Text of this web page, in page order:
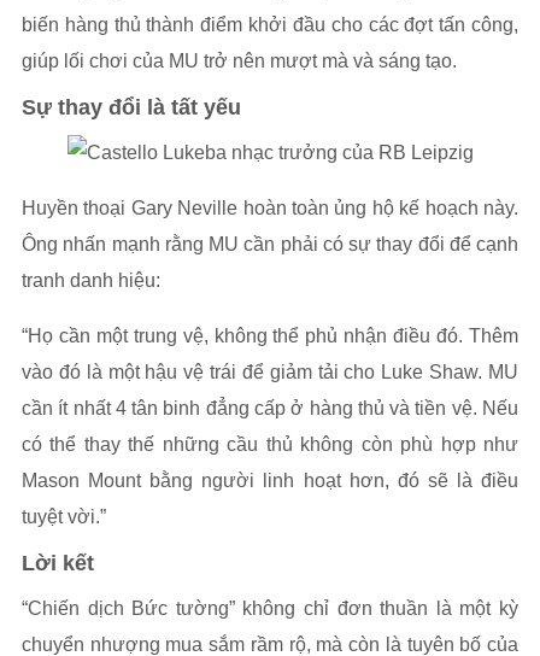
biến hàng thủ thành điểm khởi đầu cho các đợt tấn công,
giúp lối chơi của MU trở nên mượt mà và sáng tạo.
Sự thay đổi là tất yếu
Huyền thoại Gary Neville hoàn toàn ủng hộ kế hoạch này.
Ông nhấn mạnh rằng MU cần phải có sự thay đổi để cạnh
tranh danh hiệu:
“Họ cần một trung vệ, không thể phủ nhận điều đó. Thêm
vào đó là một hậu vệ trái để giảm tải cho Luke Shaw. MU
cần ít nhất 4 tân binh đẳng cấp ở hàng thủ và tiền vệ. Nếu
có thể thay thế những cầu thủ không còn phù hợp như
Mason Mount bằng người linh hoạt hơn, đó sẽ là điều
tuyệt vời.”
Lời kết
“Chiến dịch Bức tường” không chỉ đơn thuần là một kỳ
chuyển nhượng mua sắm rầm rộ, mà còn là tuyên bố của